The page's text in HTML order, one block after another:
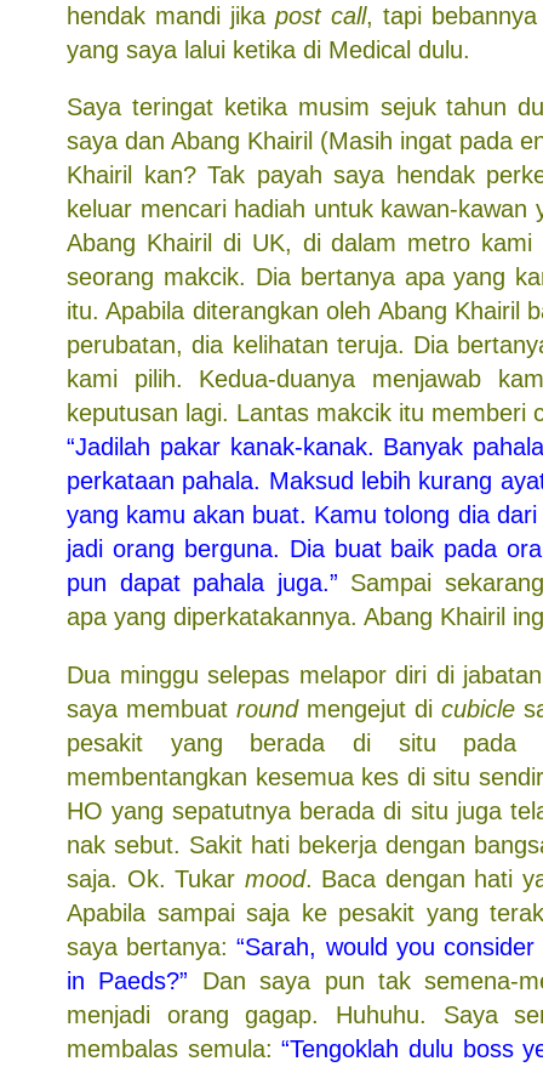
hendak mandi jika post call, tapi
yang saya lalui ketika di Medical dulu.
Saya teringat ketika musim sejuk tahun
saya dan Abang Khairil (Masih ingat pada
Khairil kan? Tak payah saya hendak
keluar mencari hadiah untuk kawan-kawan
Abang Khairil di UK, di dalam metro kami
seorang makcik. Dia bertanya apa yang
itu. Apabila diterangkan oleh Abang Khairil
perubatan, dia kelihatan teruja. Dia
kami pilih. Kedua-duanya menjawab
keputusan lagi. Lantas makcik itu memberi
“Jadilah pakar kanak-kanak. Banyak
perkataan pahala. Maksud lebih kurang
yang kamu akan buat. Kamu tolong dia
jadi orang berguna. Dia buat baik pada
pun dapat pahala juga.” Sampai
apa yang diperkatakannya. Abang Khairil
Dua minggu selepas melapor diri di
saya membuat roundmengejut di cubicle
pesakit yang berada di situ pada
membentangkan kesemua kes di situ
HO yang sepatutnya berada di situ juga
nak sebut. Sakit hati bekerja dengan
saja. Ok. Tukar mood. Baca dengan hati
Apabila sampai saja ke pesakit yang
saya bertanya:“Sarah, would you
in Paeds?” Dan saya pun tak semena-
menjadi orang gagap. Huhuhu. Saya
membalas semula:“Tengoklah dulu boss